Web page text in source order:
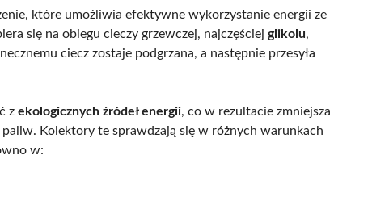
które umożliwia efektywne wykorzystanie energii ze
się na obiegu cieczy grzewczej, najczęściej glikolu,
ciecz zostaje podgrzana, a następnie przesyła
z ekologicznych źródeł energii, co w rezultacie zmniejsza
Kolektory te sprawdzają się w różnych warunkach
w: